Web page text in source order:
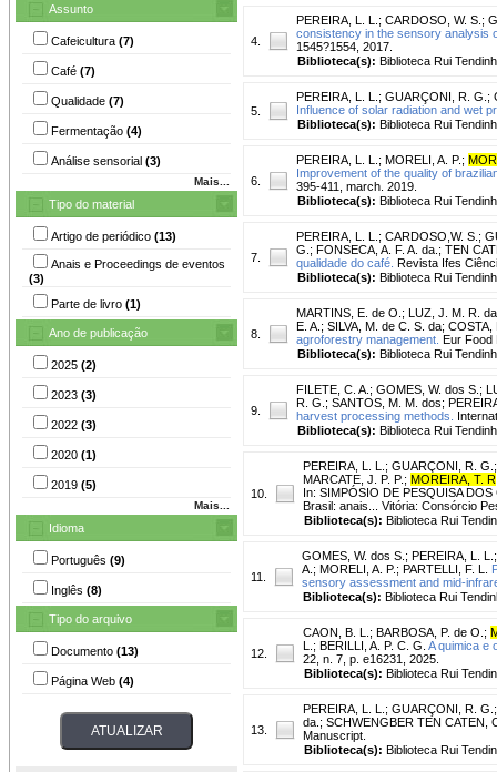
Assunto
Cafeicultura (7)
Café (7)
Qualidade (7)
Fermentação (4)
Análise sensorial (3)
Mais...
Tipo do material
Artigo de periódico (13)
Anais e Proceedings de eventos
(3)
Parte de livro (1)
Ano de publicação
2025 (2)
2023 (3)
2022 (3)
2020 (1)
2019 (5)
Mais...
Idioma
Português (9)
Inglês (8)
Tipo do arquivo
Documento (13)
Página Web (4)
4.
PEREIRA, L. L. ; CARDOSO, W. S. ;
consistency in the sensory analysis
1545?1554, 2017.
Biblioteca(s): Biblioteca Rui
5.
PEREIRA, L. L. ; GUARÇONI, R. G. ;
Influence of solar radiation and wet
Biblioteca(s): Biblioteca Rui
6.
PEREIRA, L. L. ; MORELI, A. P. ;
Improvement of the quality of
395-411, march. 2019.
Biblioteca(s): Biblioteca Rui
7.
PEREIRA, L. L. ; CARDOSO,W. S. ;
G. ; FONSECA, A. F. A. da. ; TEN
qualidade do café. Revista Ifes
Biblioteca(s): Biblioteca Rui
8.
MARTINS, E. de O. ; LUZ, J. M. R. da
E. A. ; SILVA, M. de C. S. da; COSTA,
agroforestry management. Eur Food
Biblioteca(s): Biblioteca Rui
9.
FILETE, C. A. ; GOMES, W. dos S. ;
R. G. ; SANTOS, M. M. dos;
harvest processing methods.
Biblioteca(s): Biblioteca Rui
10.
PEREIRA, L. L. ; GUARÇONI, R. G.
MARCATE, J. P. P. ; MOREIRA, T. R
In: SIMPÓSIO DE PESQUISA
Brasil: anais... Vitória: Consórcio
Biblioteca(s): Biblioteca Rui
11.
GOMES, W. dos S. ; PEREIRA, L. L.
A. ; MORELI, A. P. ; PARTELLI, F. L.
sensory assessment and mid-
Biblioteca(s): Biblioteca Rui
12.
CAON, B. L. ; BARBOSA, P. de O. ;
L. ; BERILLI, A. P. C. G. A quimica e
22, n. 7, p. e16231, 2025.
Biblioteca(s): Biblioteca Rui
13.
PEREIRA, L. L. ; GUARÇONI, R. G.
da. ; SCHWENGBER TEN CATEN,
Manuscript.
Biblioteca(s): Biblioteca Rui